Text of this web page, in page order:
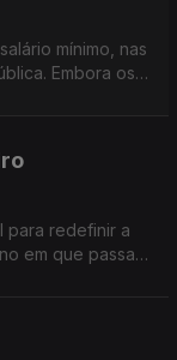
mínimo, nas
Embora os
para redefinir a
em que passa